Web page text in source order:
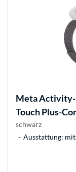
MetaActivity-
Touch Plus-
schwarz
Ausstattung: